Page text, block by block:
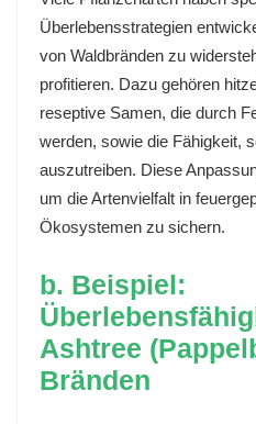
Überlebensstrategien
von Waldbränden zu
profitieren. Dazu gehören
reseptive Samen, die durch
werden, sowie die Fähigkeit,
auszutreiben. Diese
um die Artenvielfalt in
Ökosystemen zu sichern.
b. Beispiel:
Ashtree
Bränden